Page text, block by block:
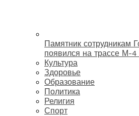
Памятник сотрудникам
появился на трассе М-4
Культура
Здоровье
Образование
Политика
Религия
Спорт